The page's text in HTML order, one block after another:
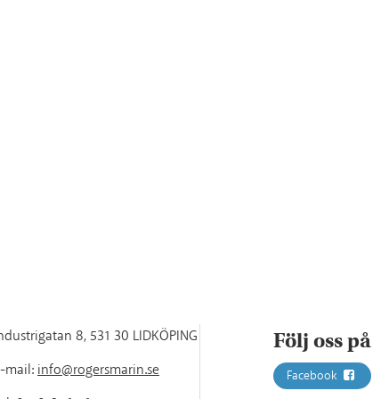
8, 531 30 LIDKÖPING
mail:info@rogersmarin.se
Följ oss på
Facebook